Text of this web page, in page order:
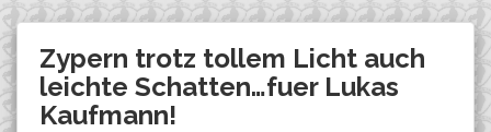
Zypern trotz tollem Licht auch
leichte Schatten…fuer Lukas
Kaufmann!